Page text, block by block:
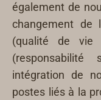
également de
changement de
(qualité de vie
(responsabilité
intégration de
postes liés à la